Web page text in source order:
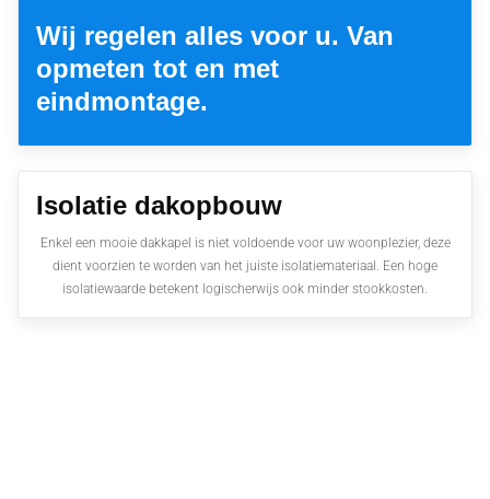
Wij regelen alles voor u. Van
opmeten tot en met
eindmontage.
Isolatie dakopbouw
Enkel een mooie dakkapel is niet voldoende voor uw woonplezier, deze
dient voorzien te worden van het juiste isolatiemateriaal. Een hoge
isolatiewaarde betekent logischerwijs ook minder stookkosten.